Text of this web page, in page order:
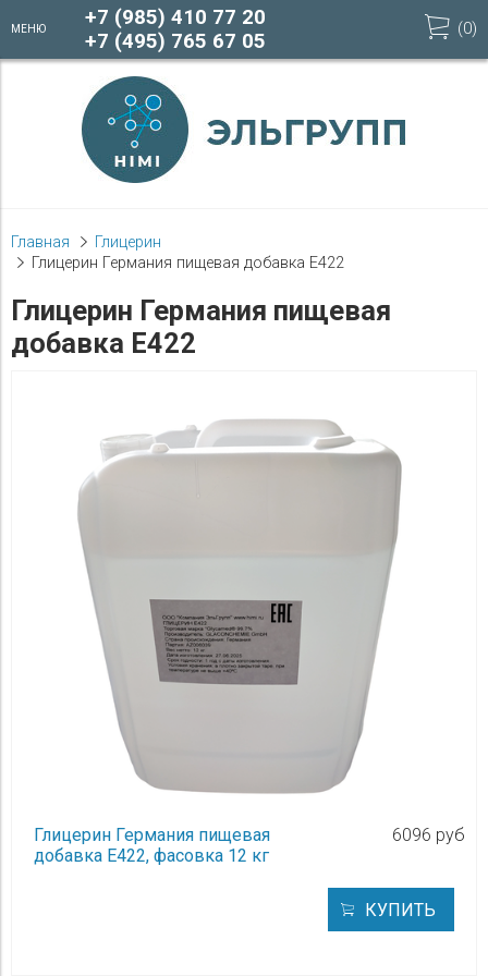
МЕНЮ
+7 (985) 410 77 20
+7 (495) 765 67 05
(0)
Главная
Глицерин
Глицерин Германия пищевая добавка Е422
Глицерин Германия пищевая
добавка Е422
Глицерин Германия пищевая
добавка Е422, фасовка 12 кг
6096 руб
КУПИТЬ